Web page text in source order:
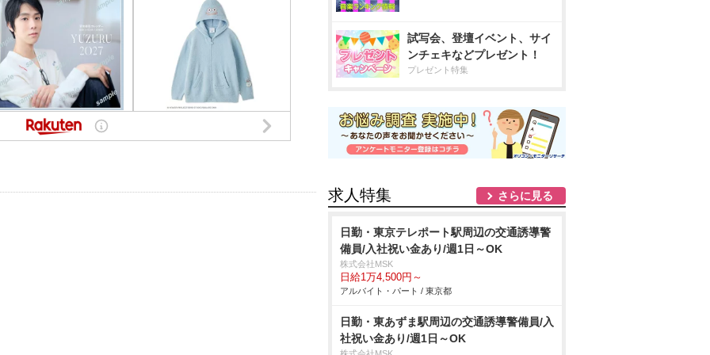
試写会、登壇イベント、サイ
ンチェキなどプレゼント！
プレゼント特集
求人特集 さらに見る
日勤・東京テレポート駅周辺の交通誘導警
備員/入社祝い金あり/週1日～OK
株式会社MSK
日給1万4,500円～
アルバイト・パート / 東京都
日勤・東あずま駅周辺の交通誘導警備員/入
社祝い金あり/週1日～OK